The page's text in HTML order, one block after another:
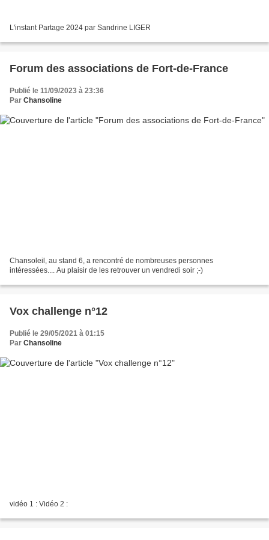
L'instant Partage 2024 par Sandrine LIGER
Forum des associations de Fort-de-France
Publié le 11/09/2023 à 23:36
Par Chansoline
Chansoleil, au stand 6, a rencontré de nombreuses personnes
intéressées.... Au plaisir de les retrouver un vendredi soir ;-)
Vox challenge n°12
Publié le 29/05/2021 à 01:15
Par Chansoline
vidéo 1 : Vidéo 2 :